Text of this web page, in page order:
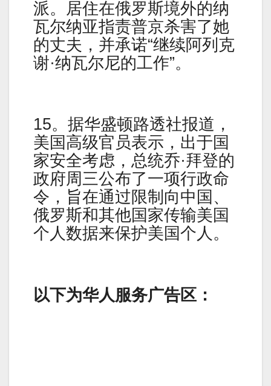
派。居住在俄罗斯境外的纳
瓦尔纳亚指责普京杀害了她
的丈夫，并承诺“继续阿列克
谢·纳瓦尔尼的工作”。
15。据华盛顿路透社报道，
美国高级官员表示，出于国
家安全考虑，总统乔·拜登的
政府周三公布了一项行政命
令，旨在通过限制向中国、
俄罗斯和其他国家传输美国
个人数据来保护美国个人。
以下为华人服务广告区：